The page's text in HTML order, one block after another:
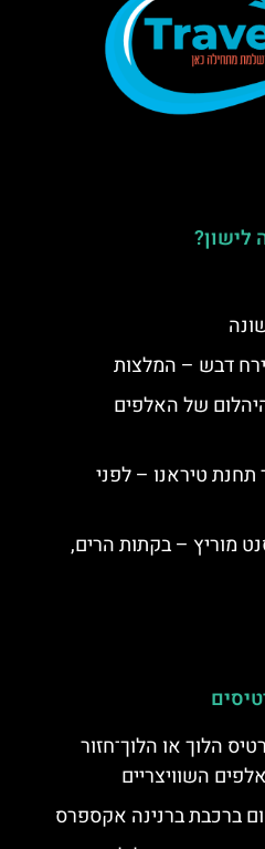
לישון?
דבש – המלצות
של האלפים
תחנת טיראנו – לפני
מוריץ – בקתות הרים,
הלוך או הלוך־חזור
השוויצריים
ברכבת ברנינה אקספרס